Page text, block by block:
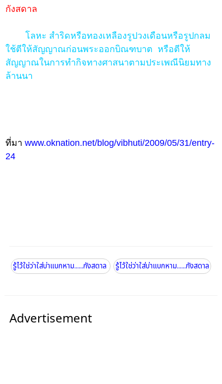
กังสดาล
โลหะ สำริดหรือทองเหลืองรูปวงเดือนหรือรูปกลม
ใช้ตีให้สัญญาณก่อนพระออกบิณฑบาต หรือตีให้
สัญญาณในการทำกิจทางศาสนาตามประเพณีนิยมทาง
ล้านนา
ที่มา www.oknation.net/blog/vibhuti/2009/05/31/entry-
24
รู้ไว้ใช่ว่าใส่บ่าแบกหาม......กังสดาล รู้ไว้ใช่ว่าใส่บ่าแบกหาม......กังสดาล
Advertisement